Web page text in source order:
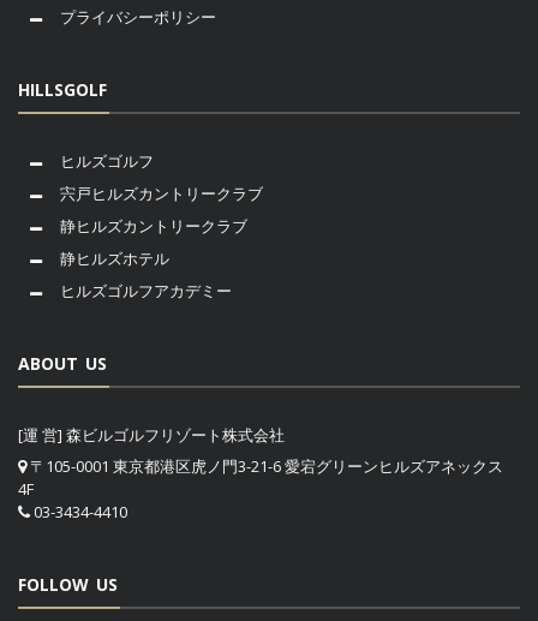
プライバシーポリシー
HILLSGOLF
ヒルズゴルフ
宍戸ヒルズカントリークラブ
静ヒルズカントリークラブ
静ヒルズホテル
ヒルズゴルフアカデミー
ABOUT US
[運 営] 森ビルゴルフリゾート株式会社
〒105-0001 東京都港区虎ノ門3-21-6 愛宕グリーンヒルズアネックス
4F
03-3434-4410
FOLLOW US